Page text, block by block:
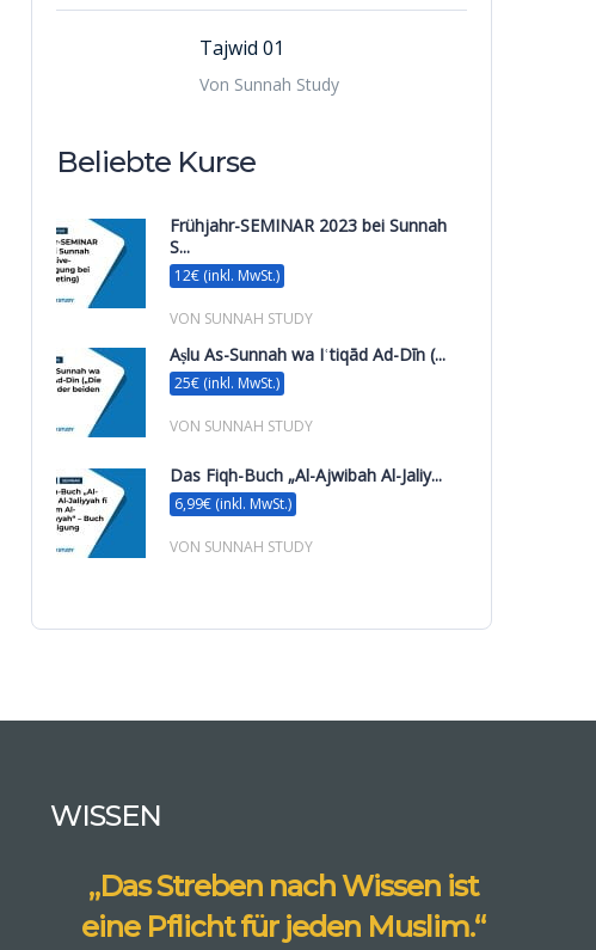
Tajwid 01
Von Sunnah Study
Beliebte Kurse
Frühjahr-SEMINAR 2023 bei Sunnah
S...
12€ (inkl. MwSt.)
VON SUNNAH STUDY
Aṣlu As-Sunnah wa Iʿtiqād Ad-Dīn (...
25€ (inkl. MwSt.)
VON SUNNAH STUDY
Das Fiqh-Buch „Al-Ajwibah Al-Jaliy...
6,99€ (inkl. MwSt.)
VON SUNNAH STUDY
WISSEN
„Das Streben nach Wissen ist
eine Pflicht für jeden Muslim.“